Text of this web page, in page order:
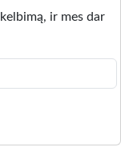
ir mes dar